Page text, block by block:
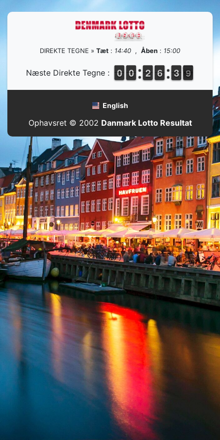
DIREKTE TEGNE » Tæt : 14:40 , Åben : 15:00
Næste Direkte Tegne : 9
9
0
0 9
9
0
0 1
1
2
2 5
5
6
6 4
3
3 9
8
English
Ophavsret © 2002 Danmark Lotto Resultat